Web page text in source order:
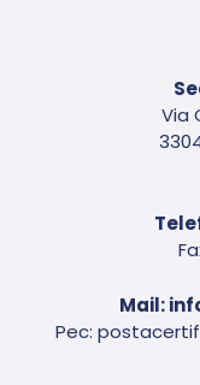
Via
Mail:
Pec: